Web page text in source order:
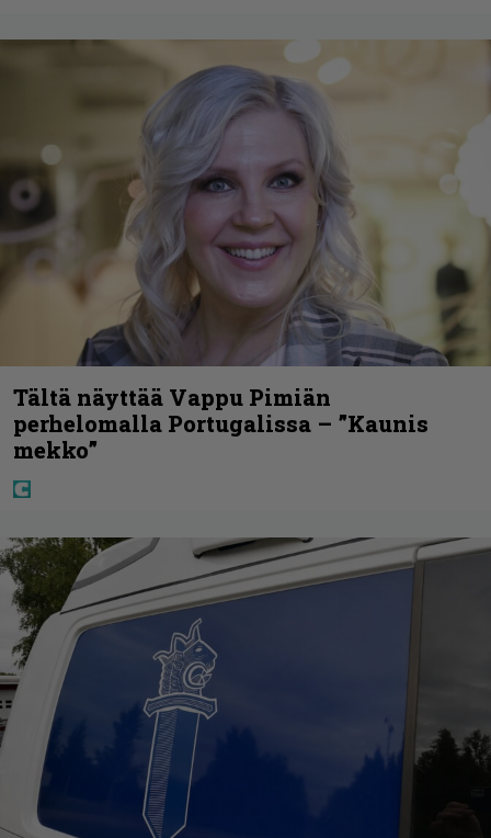
Tältä näyttää Vappu Pimiän
perhelomalla Portugalissa – ”Kaunis
mekko”